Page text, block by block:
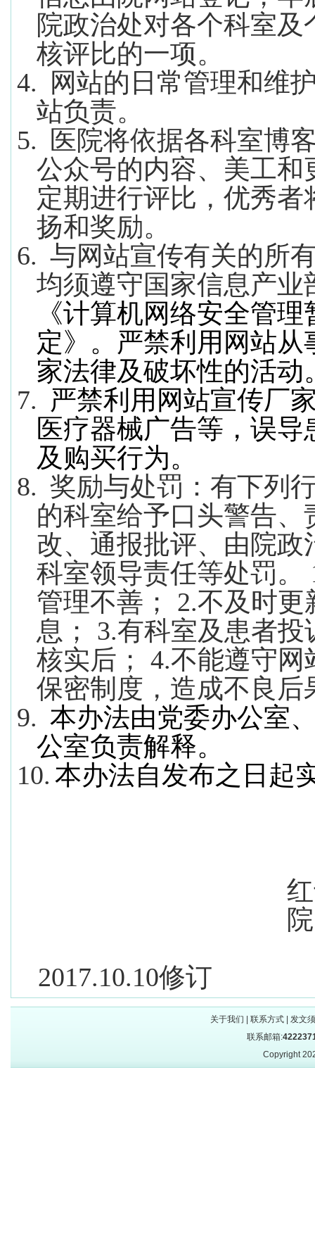
院政治处对各个科室及
核评比的一项。
4.
网站的日常管理和维
站负责。
5.
医院将依据各科室博
公众号的内容、美工和
定期进行评比，优秀者
扬和奖励。
6. 与网站宣传有关的所
均须遵守国家信息产业
《计算机网络安全管理
定》。严禁利用网站从
家法律及破坏性的活动
7. 严禁利用网站宣传厂
医疗器械广告等，误导
及购买行为。
8. 奖励与处罚：有下列
的科室给予口头警告、
改、通报批评、由院政
科室领导责任等处罚。
管理不善；
2.不及时更
息；
3.有科室及患者投
核实后；
4.不能遵守网
保密制度，造成不良后
9. 本办法由党委办公室
公室负责解释。
10. 本办法自发布之日起
2017.10.10修订
关于我们 联系方式| 发文
联系邮箱:
Copyright